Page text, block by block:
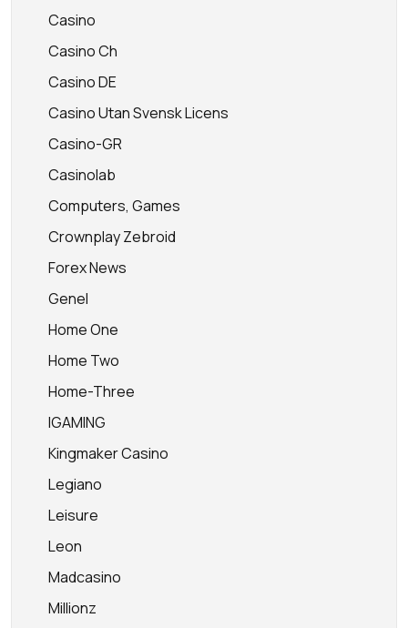
Casino
Casino Ch
Casino DE
Casino Utan Svensk Licens
Casino-GR
Casinolab
Computers, Games
Crownplay Zebroid
Forex News
Genel
Home One
Home Two
Home-Three
IGAMING
Kingmaker Casino
Legiano
Leisure
Leon
Madcasino
Millionz